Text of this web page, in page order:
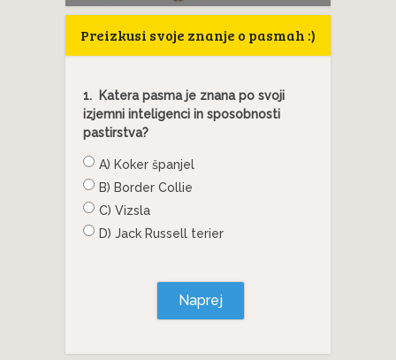
Preizkusi svoje znanje o pasmah :)
1.
Katera pasma je znana po svoji
izjemni inteligenci in sposobnosti
pastirstva?
A) Koker španjel
B) Border Collie
C) Vizsla
D) Jack Russell terier
Naprej